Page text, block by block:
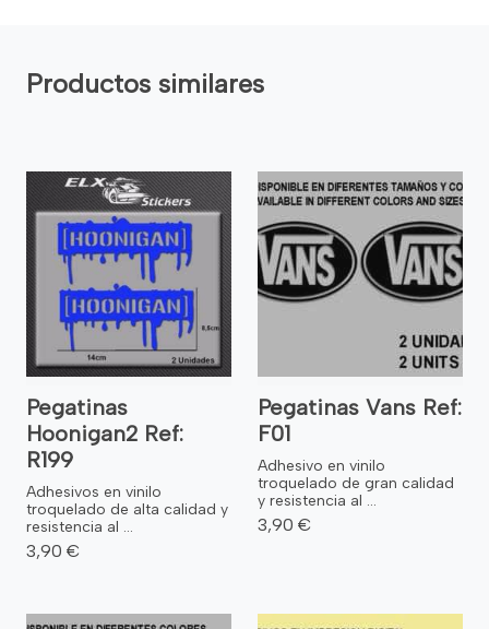
Productos similares
Pegatinas
Hoonigan2 Ref:
R199
Adhesivos en vinilo
troquelado de alta calidad y
resistencia al ...
3,90 €
Pegatinas Vans Ref:
F01
Adhesivo en vinilo
troquelado de gran calidad
y resistencia al ...
3,90 €